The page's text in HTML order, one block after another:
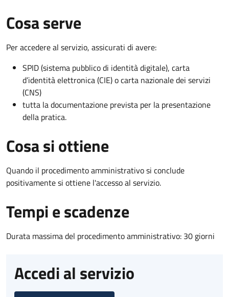
Cosa serve
Per accedere al servizio, assicurati di avere:
SPID (sistema pubblico di identità digitale), carta
d’identità elettronica (CIE) o carta nazionale dei servizi
(CNS)
tutta la documentazione prevista per la presentazione
della pratica.
Cosa si ottiene
Quando il procedimento amministrativo si conclude
positivamente si ottiene l'accesso al servizio.
Tempi e scadenze
Durata massima del procedimento amministrativo: 30 giorni
Accedi al servizio